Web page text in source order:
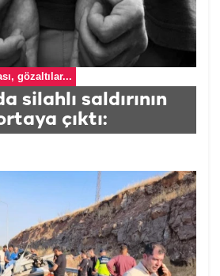
gözaltılar...
silahlı saldırının
çıktı: